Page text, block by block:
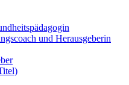
und Herausgeberin